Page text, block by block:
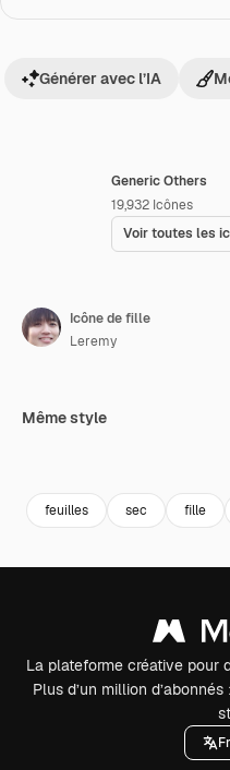
Generic Others
19,932 Icônes
Voir toutes les
Générer avec l’IA
Icône de fille
Leremy
Même style
feuilles sec fille
La plateforme créative pour
Plus d’un million